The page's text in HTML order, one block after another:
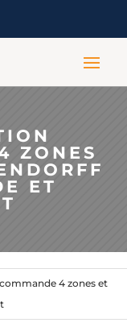
ZONES
ET
4 zones et